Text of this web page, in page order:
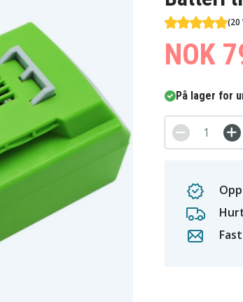
(20
NOK
På lager for